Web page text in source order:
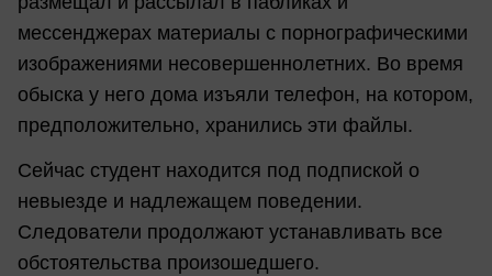
мессенджерах материалы с порнографическими
изображениями несовершеннолетних. Во время
обыска у него дома изъяли телефон, на котором,
предположительно, хранились эти файлы.
Сейчас студент находится под подпиской о
невыезде и надлежащем поведении.
Следователи продолжают устанавливать все
обстоятельства произошедшего.